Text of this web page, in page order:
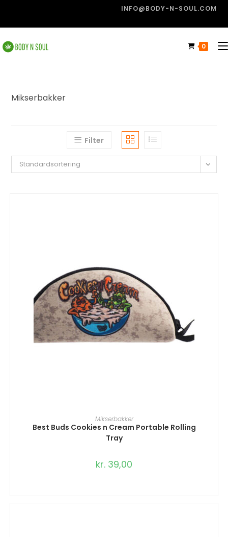
INFO@BODY-N-SOUL.COM
0
Mikserbakker
Filter
Standardsortering
TILFØJ TIL KURV
Mikserbakker
Best Buds Cookies n Cream Portable Rolling
Tray
kr. 39,00